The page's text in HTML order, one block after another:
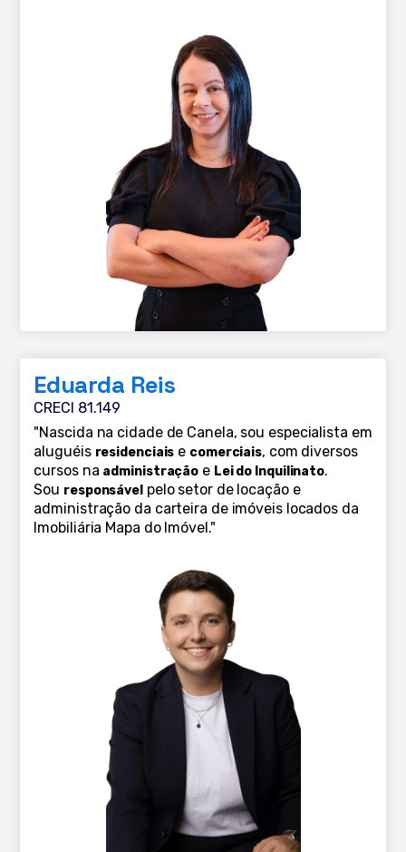
Eduarda Reis
CRECI 81.149
"Nascida na cidade de Canela, sou especialista em
aluguéis residenciais e comerciais, com diversos
cursos na administração e Lei do Inquilinato.
Sou responsável pelo setor de locação e
administração da carteira de imóveis locados da
Imobiliária Mapa do Imóvel."